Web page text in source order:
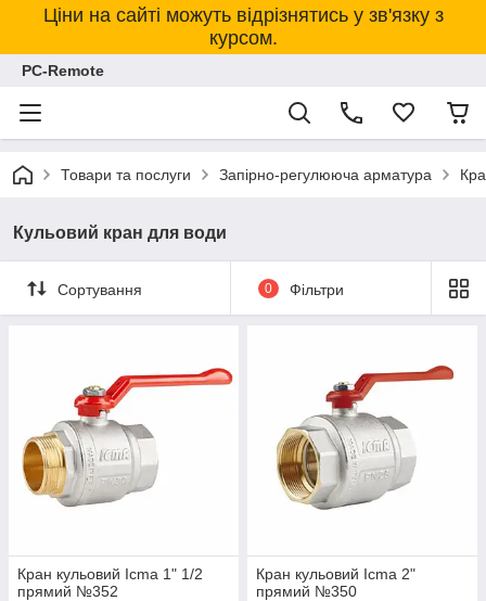
Ціни на сайті можуть відрізнятись у зв'язку з
курсом.
PC-Remote
Товари та послуги Запірно-регулююча арматура
Кульовий кран для води
Сортування 0 Фільтри
Кран кульовий Icma 1" 1/2
прямий №352
Кран кульовий Icma 2"
прямий №350